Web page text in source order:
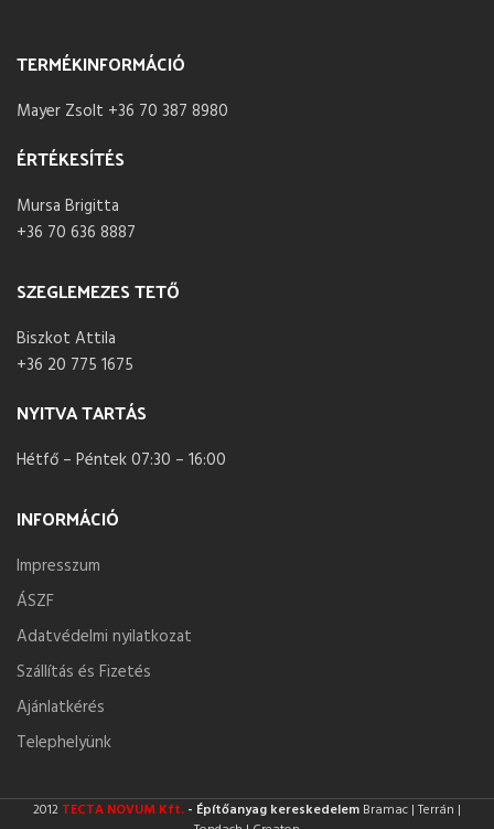
TERMÉKINFORMÁCIÓ
Mayer Zsolt +36 70 387 8980
ÉRTÉKESÍTÉS
Mursa Brigitta
+36 70 636 8887
SZEGLEMEZES TETŐ
Biszkot Attila
+36 20 775 1675
NYITVA TARTÁS
Hétfő – Péntek 07:30 – 16:00
INFORMÁCIÓ
Impresszum
ÁSZF
Adatvédelmi nyilatkozat
Szállítás és Fizetés
Ajánlatkérés
Telephelyünk
2012 TECTA NOVUM Kft. - Építőanyag kereskedelem Bramac | Terrán |